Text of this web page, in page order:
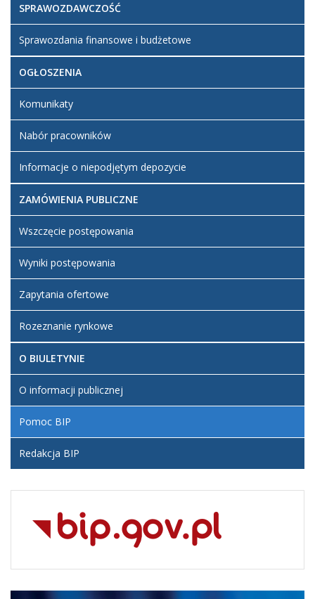
SPRAWOZDAWCZOŚĆ
Sprawozdania finansowe i budżetowe
OGŁOSZENIA
Komunikaty
Nabór pracowników
Informacje o niepodjętym depozycie
ZAMÓWIENIA PUBLICZNE
Wszczęcie postępowania
Wyniki postępowania
Zapytania ofertowe
Rozeznanie rynkowe
O BIULETYNIE
O informacji publicznej
Pomoc BIP
Redakcja BIP